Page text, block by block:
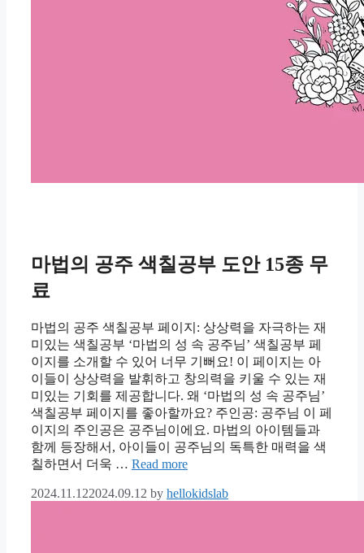
마법의 공주 색칠공부 도안 15종 무
료
마법의 공주 색칠공부 페이지: 상상력을 자극하는 재
미있는 색칠공부 ‘마법의 성 속 공주님’ 색칠공부 페
이지를 소개할 수 있어 너무 기뻐요! 이 페이지는 아
이들이 상상력을 발휘하고 창의력을 키울 수 있는 재
미있는 기회를 제공합니다. 왜 ‘마법의 성 속 공주님’
색칠공부 페이지를 좋아할까요? 주인공: 공주님 이 페
이지의 주인공은 공주님이에요. 마법의 아이템들과
함께 등장해서, 아이들이 공주님의 독특한 매력을 색
칠하면서 더욱 … Read more
2024.11.122024.09.12 by hellokidslab